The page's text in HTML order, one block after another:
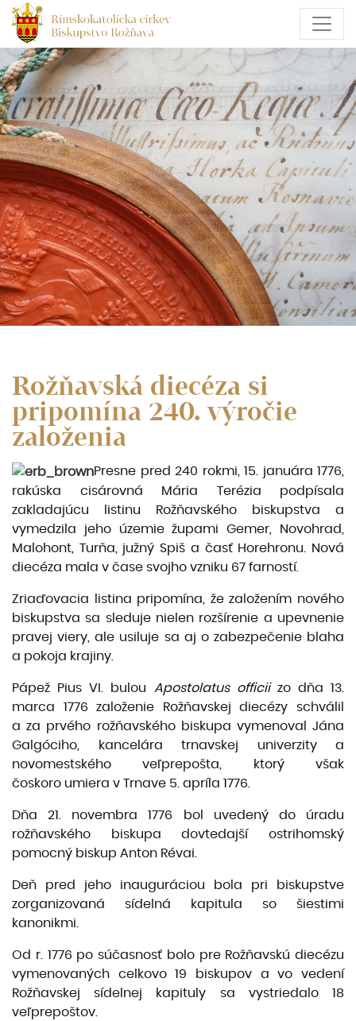
Rožňavská diecéza si
pripomína 240. výročie
založenia
Presne pred 240 rokmi, 15. januára 1776,
rakúska cisárovná Mária Terézia podpísala
zakladajúcu listinu Rožňavského biskupstva a
vymedzila jeho územie župami Gemer, Novohrad,
Malohont, Turňa, južný Spiš a časť Horehronu. Nová
diecéza mala v čase svojho vzniku 67 farností.
Zriaďovacia listina pripomína, že založením nového
biskupstva sa sleduje nielen rozšírenie a upevnenie
pravej viery, ale usiluje sa aj o zabezpečenie blaha
a pokoja krajiny.
Pápež Pius VI. bulou Apostolatus officiizo dňa 13.
marca 1776 založenie Rožňavskej diecézy schválil
a za prvého rožňavského biskupa vymenoval Jána
Galgóciho, kancelára trnavskej univerzity a
novomestského veľprepošta, ktorý však
čoskoro umiera v Trnave 5. apríla 1776.
Dňa 21. novembra 1776 bol uvedený do úradu
rožňavského biskupa dovtedajší ostrihomský
pomocný biskup Anton Révai.
Deň pred jeho inauguráciou bola pri biskupstve
zorganizovaná sídelná kapitula so šiestimi
kanonikmi.
Od r. 1776 po súčasnosť bolo pre Rožňavskú diecézu
vymenovaných celkovo 19 biskupov a vo vedení
Rožňavskej sídelnej kapituly sa vystriedalo 18
veľprepoštov.